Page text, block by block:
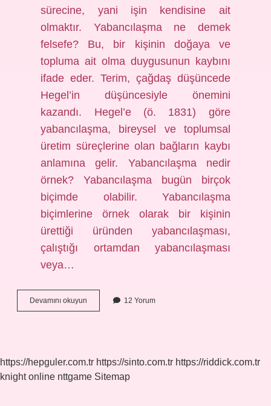
sürecine, yani işin kendisine ait
olmaktır. Yabancılaşma ne demek
felsefe? Bu, bir kişinin doğaya ve
topluma ait olma duygusunun kaybını
ifade eder. Terim, çağdaş düşüncede
Hegel’in düşüncesiyle önemini
kazandı. Hegel’e (ö. 1831) göre
yabancılaşma, bireysel ve toplumsal
üretim süreçlerine olan bağların kaybı
anlamına gelir. Yabancılaşma nedir
örnek? Yabancılaşma bugün birçok
biçimde olabilir. Yabancılaşma
biçimlerine örnek olarak bir kişinin
ürettiği üründen yabancılaşması,
çalıştığı ortamdan yabancılaşması
veya…
Devamını okuyun
Marx
12 Yorum
https://hepguler.com.tr https://sinto.com.tr https://riddick.com.tr
knight online nttgame Sitemap